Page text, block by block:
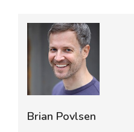
Brian Povlsen